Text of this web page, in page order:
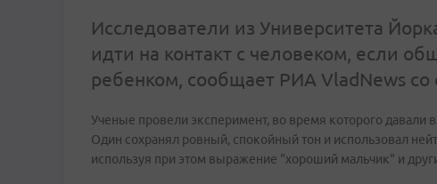
Исследователи из Университета
идти на контакт с человеком, если
ребенком, сообщает РИА VladNews
Ученые провели эксперимент, во время которого
Один сохранял ровный, спокойный тон и использовал
используя при этом выражение "хороший мальчик" и